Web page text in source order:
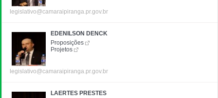
legislativo@camaraipiranga.pr.gov.br
EDENILSON DENCK
Proposições
Projetos
legislativo@camaraipiranga.pr.gov.br
LAERTES PRESTES